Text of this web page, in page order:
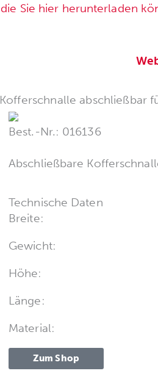
die Sie hier herunterladen
Kofferschnalle abschließbar
Best.-Nr.: 016136
Abschließbare
Technische Daten
Breite:
Gewicht:
Höhe:
Länge:
Material:
Zum Shop